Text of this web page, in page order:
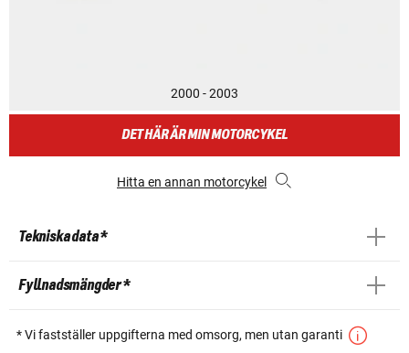
2000 - 2003
DET HÄR ÄR MIN MOTORCYKEL
Hitta en annan motorcykel
Tekniska data *
Fyllnadsmängder *
* Vi fastställer uppgifterna med omsorg, men utan garanti